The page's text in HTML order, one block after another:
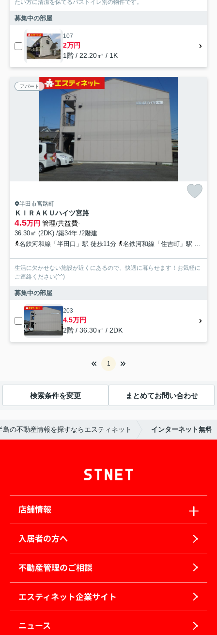
たい方に清潔を保てるバストイレ別の物件です。
募集中の部屋
107
2万円
1階 / 22.20㎡ / 1K
アパート
半田市宮路町
ＫＩＲＡＫＵハイツ宮路
4.5万円 管理/共益費-
36.30㎡ (2DK) /築34年 /2階建
名鉄河和線「半田口」駅 徒歩11分
名鉄河和線「住吉町」駅 徒歩12分
生活に欠かせない施設が近くにあるので、快適に暮らせます！お気軽に
ご連絡ください(^^)
募集中の部屋
203
4.5万円
2階 / 36.30㎡ / 2DK
1
検索条件を変更 まとめてお問い合わせ
島の不動産情報を探すならエスティネット インターネット無料
店舗情報
入居者の方へ
不動産管理のご相談
エスティネット企業サイト
ニュース